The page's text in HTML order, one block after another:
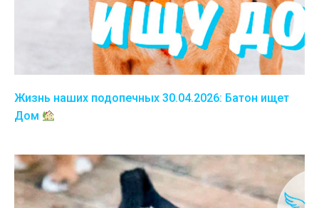
Жизнь наших подопечных 30.04.2026: Батон ищет
Дом